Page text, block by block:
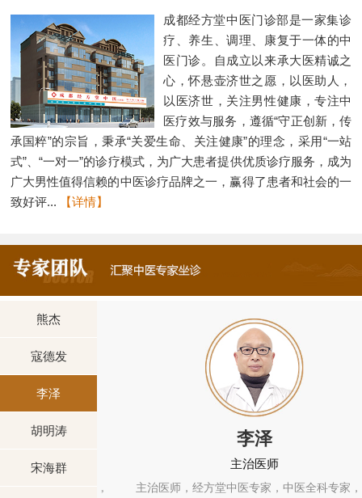
成都经方堂中医门诊部是一家集诊
疗、养生、调理、康复于一体的中
医门诊。自成立以来承大医精诚之
心，怀悬壶济世之愿，以医助人，
以医济世，关注男性健康，专注中
医疗效与服务，遵循“守正创新，传
承国粹”的宗旨，秉承“关爱生命、关注健康”的理念，采用“一站
式”、“一对一”的诊疗模式，为广大患者提供优质诊疗服务，成为
广大男性值得信赖的中医诊疗品牌之一，赢得了患者和社会的一
致好评...
【详情】
熊杰
寇德发
李泽
胡明涛
宋海群
李泽
主治医师
主治医师，经方堂中医专家，中医全科专家，毕